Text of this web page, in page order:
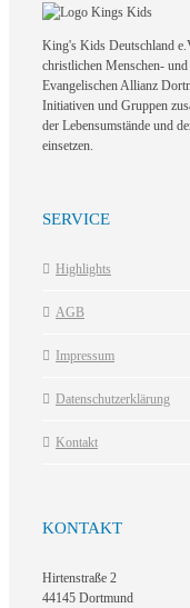
King's Kids Deutschland
christlichen Menschen-
Evangelischen Allianz
Initiativen und Gruppen
der Lebensumstände und
einsetzen.
SERVICE
Highlights
AGB
Impressum
Datenschutzerklärung
Kontakt
KONTAKT
Hirtenstraße 2
44145 Dortmund